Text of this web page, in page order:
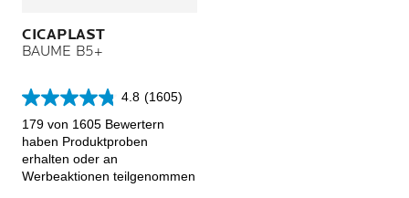
CICAPLAST
BAUME B5+
4.8 (1605)
4.8
von
5
Sternen.
1605
179 von 1605 Bewertern
haben Produktproben
erhalten oder an
Werbeaktionen teilgenommen